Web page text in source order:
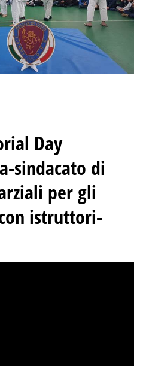
Day
sindacato di
per gli
istruttori-